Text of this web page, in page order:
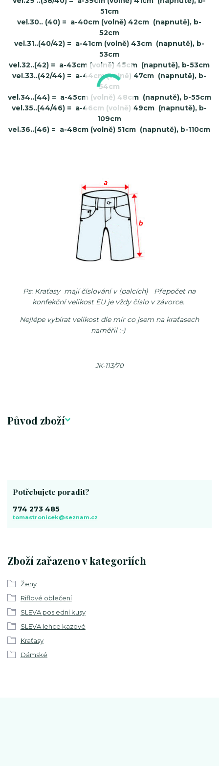
51cm
vel.30.. (40) = a-40cm (volně) 42cm (napnutě), b-
52cm
vel.31..(40/42) = a-41cm (volně) 43cm (napnutě), b-
53cm
vel.32..(42) = a-43cm (volně) 45cm (napnutě), b-53cm
vel.33..(42/44) = a-44cm (volně) 47cm (napnutě), b-
54cm
vel.34..(44) = a-45cm (volně) 48cm (napnutě), b-55cm
vel.35..(44/46) = a-46cm (volně) 49cm (napnutě), b-
109cm
vel.36..(46) = a-48cm (volně) 51cm (napnutě), b-110cm
Ps: Kraťasy mají číslování v (palcích) Přepočet na
konfekční velikost EU je vždy číslo v závorce.
Nejlépe vybírat velikost dle mír co jsem na kraťasech
naměřil :-)
JK-113/70
Původ zboží
Zboží zařazeno v kategoriích
Ženy
Riflové oblečení
SLEVA poslední kusy
SLEVA lehce kazové
Kraťasy
Dámské
Potřebujete poradit?
774 273 485
tomastronicek@seznam.cz